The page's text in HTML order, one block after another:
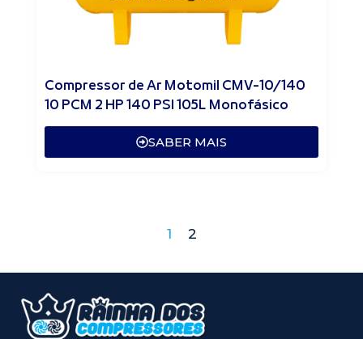
Compressor de Ar Motomil CMV-10/140
10 PCM 2 HP 140 PSI 105L Monofásico
SABER MAIS
1 2